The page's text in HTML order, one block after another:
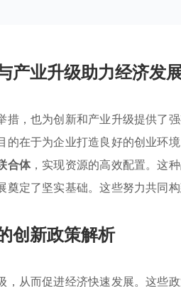
产业升级助力经济发
，也为创新和产业升级提供了强
在于为企业打造良好的创业环境
合体，实现资源的高效配置。这
定了坚实基础。这些努力共同
创新政策解析
，从而促进经济快速发展。这些